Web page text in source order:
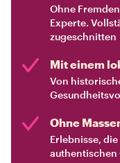
Ohne
Experte.
zugeschnitten
Mit einem
Von
Ohne
Erlebnisse,
authentischen